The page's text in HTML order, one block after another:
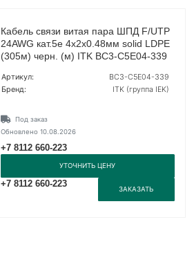
Кабель связи витая пара ШПД F/UTP
24AWG кат.5е 4х2х0.48мм solid LDPE
(305м) черн. (м) ITK BC3-C5E04-339
Артикул:
BC3-C5E04-339
Бренд:
ITK (группа IEK)
Под заказ
Обновлено 10.08.2026
+7 8112 660-223
УТОЧНИТЬ ЦЕНУ
+7 8112 660-223
ЗАКАЗАТЬ